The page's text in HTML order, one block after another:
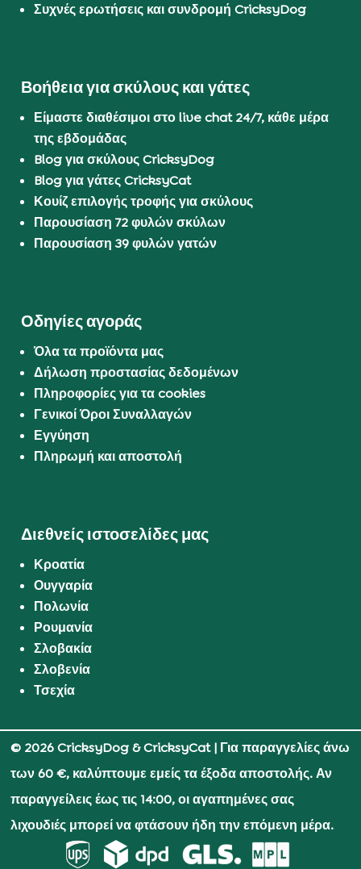
Συχνές ερωτήσεις και συνδρομή CricksyDog
Βοήθεια για σκύλους και γάτες
Είμαστε διαθέσιμοι στο live chat 24/7, κάθε μέρα
της εβδομάδας
Blog για σκύλους CricksyDog
Blog για γάτες CricksyCat
Κουίζ επιλογής τροφής για σκύλους
Παρουσίαση 72 φυλών σκύλων
Παρουσίαση 39 φυλών γατών
Οδηγίες αγοράς
Όλα τα προϊόντα μας
Δήλωση προστασίας δεδομένων
Πληροφορίες για τα cookies
Γενικοί Όροι Συναλλαγών
Εγγύηση
Πληρωμή και αποστολή
Διεθνείς ιστοσελίδες μας
Κροατία
Ουγγαρία
Πολωνία
Ρουμανία
Σλοβακία
Σλοβενία
Τσεχία
© 2026 CricksyDog & CricksyCat| Για παραγγελίες άνω
των 60 €, καλύπτουμε εμείς τα έξοδα αποστολής. Αν
παραγγείλεις έως τις 14:00, οι αγαπημένες σας
λιχουδιές μπορεί να φτάσουν ήδη την επόμενη μέρα.